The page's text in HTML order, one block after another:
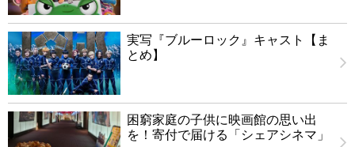
実写『ブルーロック』キャスト【ま
とめ】
困窮家庭の子供に映画館の思い出
を！寄付で届ける「シェアシネマ」